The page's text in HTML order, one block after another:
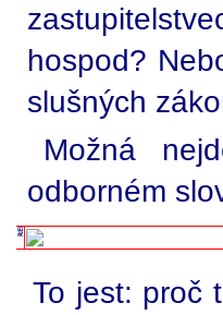
hospod?
slušných
Možná
odborném
To jest: proč